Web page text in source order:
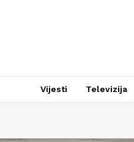
Vijesti Televizija